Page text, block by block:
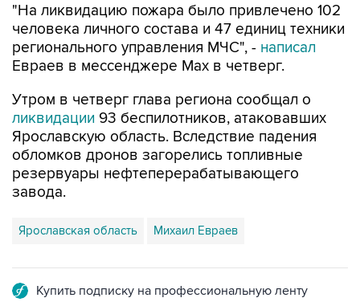
"На ликвидацию пожара было привлечено 102
человека личного состава и 47 единиц техники
регионального управления МЧС", - написал
Евраев в мессенджере Мах в четверг.
Утром в четверг глава региона сообщал о
ликвидации 93 беспилотников, атаковавших
Ярославскую область. Вследствие падения
обломков дронов загорелись топливные
резервуары нефтеперерабатывающего
завода.
Ярославская область Михаил Евраев
Купить подписку на профессиональную ленту